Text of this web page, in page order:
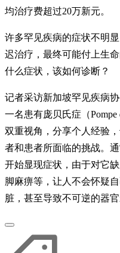
均治疗费超过20万新元。
许多罕见疾病的症状不明
迟治疗，最终可能付上生
什么症状，该如何诊断？
记者采访新加坡罕见疾病
一名患有庞贝氏症（
双重视角，分享个人经验
者和患者所面临的挑战。
开始显现症状，由于对它
脚麻痹等，让人不会怀疑
脏，甚至导致不可逆的器官